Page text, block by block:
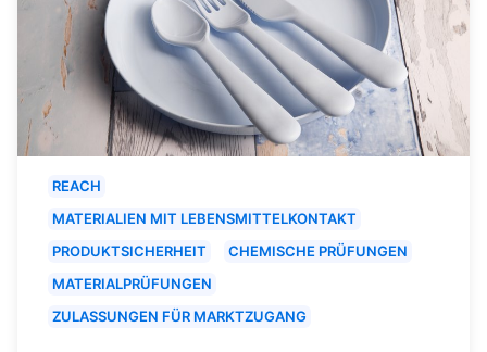
REACH
MATERIALIEN MIT LEBENSMITTELKONTAKT
PRODUKTSICHERHEIT
CHEMISCHE PRÜFUNGEN
MATERIALPRÜFUNGEN
ZULASSUNGEN FÜR MARKTZUGANG